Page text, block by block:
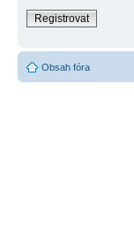
Registrovat
Obsah fóra